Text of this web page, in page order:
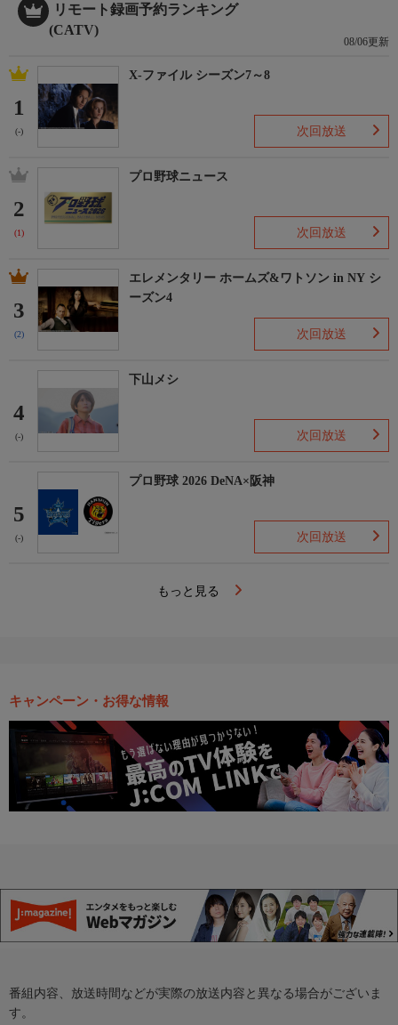
リモート録画予約ランキング
(CATV)
08/06更新
1
(-)
X-ファイル シーズン7～8
次回放送
2
(1)
プロ野球ニュース
次回放送
3
(2)
エレメンタリー ホームズ&ワトソン in NY シ
ーズン4
次回放送
4
(-)
下山メシ
次回放送
5
(-)
プロ野球 2026 DeNA×阪神
次回放送
もっと見る
キャンペーン・お得な情報
番組内容、放送時間などが実際の放送内容と異なる場合がございま
す。